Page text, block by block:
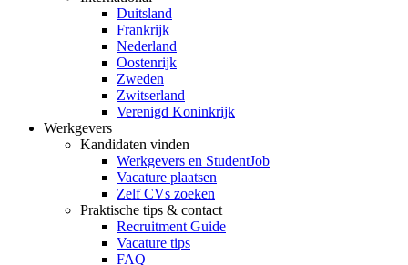
Duitsland
Frankrijk
Nederland
Oostenrijk
Zweden
Zwitserland
Verenigd Koninkrijk
Werkgevers
Kandidaten vinden
Werkgevers en StudentJob
Vacature plaatsen
Zelf CVs zoeken
Praktische tips & contact
Recruitment Guide
Vacature tips
FAQ